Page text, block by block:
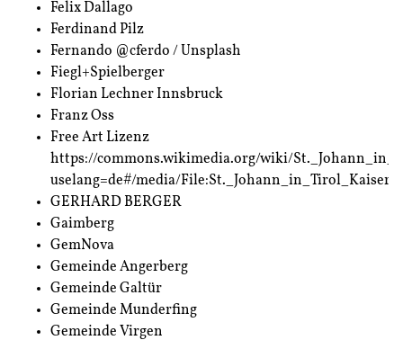
Felix Dallago
Ferdinand Pilz
Fernando @cferdo / Unsplash
Fiegl+Spielberger
Florian Lechner Innsbruck
Franz Oss
Free Art Lizenz
https://commons.wikimedia.org/wiki/
uselang=de#/media/
GERHARD BERGER
Gaimberg
GemNova
Gemeinde Angerberg
Gemeinde Galtür
Gemeinde Munderfing
Gemeinde Virgen